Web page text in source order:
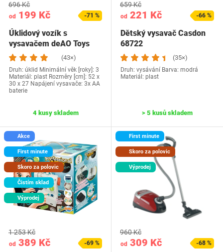
od 199 Kč
696 Kč
-71 %
Úklidový vozík s
vysavačem deAO Toys
PHLC
(43×)
Druh: úklid Minimální věk [roky]: 3
Materiál: plast Rozměry [cm]: 52 x
30 x 27 Napájení vysavače: 3x AA
baterie
4 kusy skladem
od 221 Kč
659 Kč
-66 %
Dětský vysavač Casdon
68722
(35×)
Druh: vysávání Barva: modrá
Materiál: plast
> 5 kusů skladem
Akce
First minute
Skoro za polovic
Čistím sklad
Výprodej
od 389 Kč
1 253 Kč
-69 %
First minute
Skoro za polovic
Výprodej
od 309 Kč
960 Kč
-68 %